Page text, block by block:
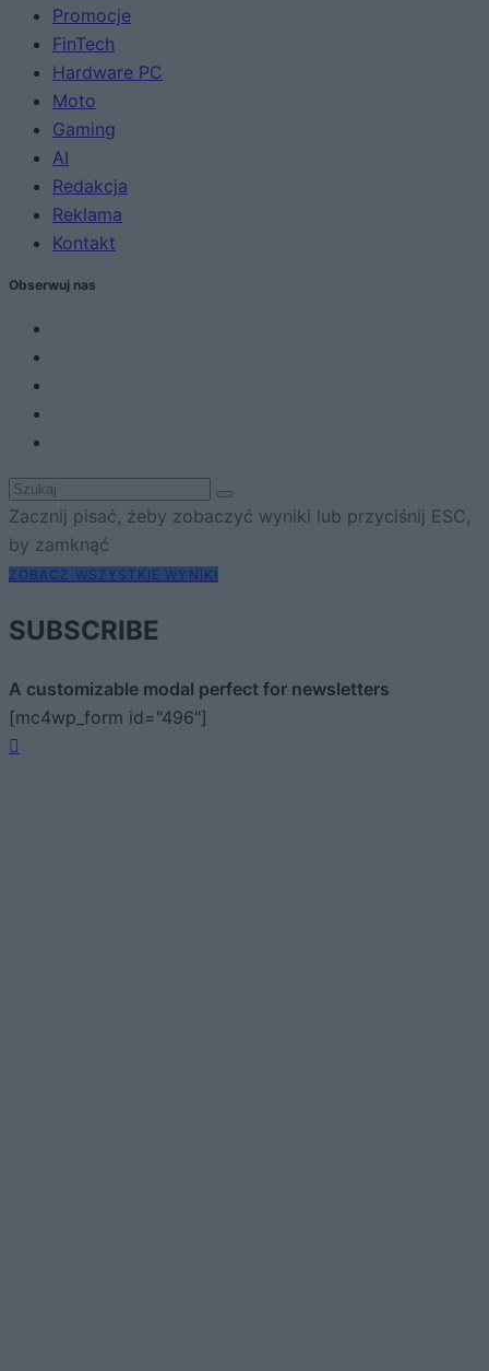
Promocje
FinTech
Hardware PC
Moto
Gaming
AI
Redakcja
Reklama
Kontakt
Obserwuj nas
Zacznij pisać, żeby zobaczyć wyniki lub przyciśnij ESC,
by zamknąć
ZOBACZ WSZYSTKIE WYNIKI
SUBSCRIBE
A customizable modal perfect for newsletters
[mc4wp_form id="496"]